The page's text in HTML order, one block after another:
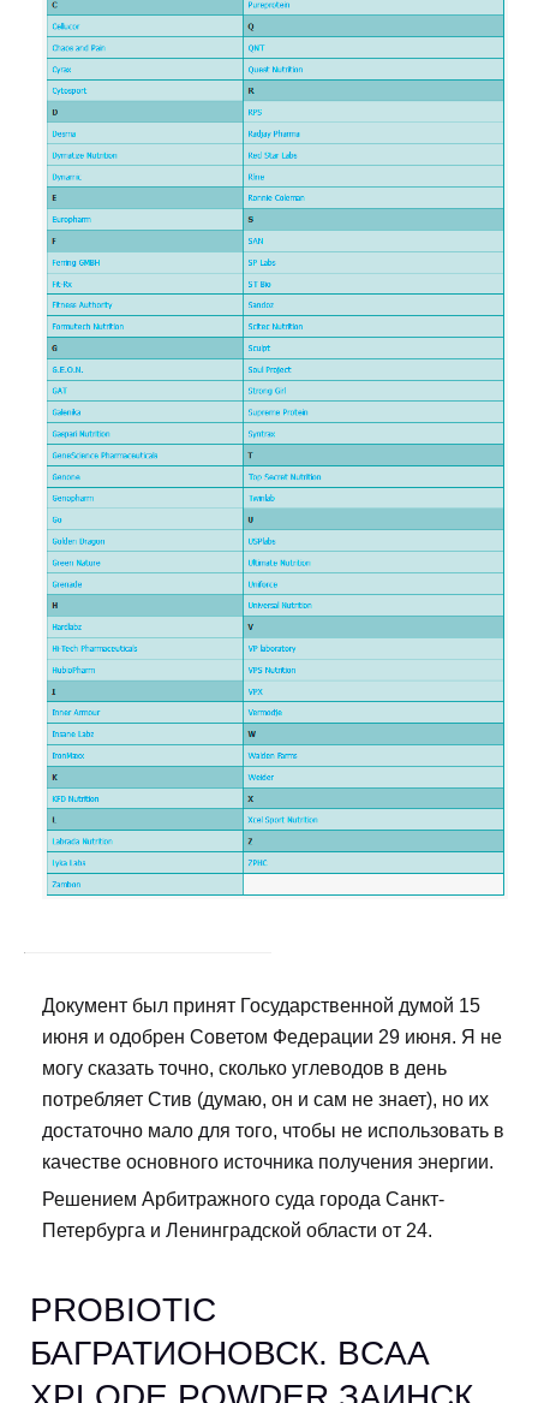
Документ был принят Государственной думой 15
июня и одобрен Советом Федерации 29 июня. Я не
могу сказать точно, сколько углеводов в день
потребляет Стив (думаю, он и сам не знает), но их
достаточно мало для того, чтобы не использовать в
качестве основного источника получения энергии.
Решением Арбитражного суда города Санкт-
Петербурга и Ленинградской области от 24.
PROBIOTIC
БАГРАТИОНОВСК. BCAA